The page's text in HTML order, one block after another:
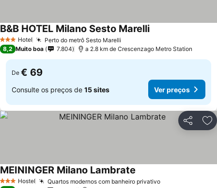
3 EstrelasHotel Perto do metrô Sesto Marelli
B&B HOTEL Milano Sesto Marelli
8,2 Muito boa 7.804 a 2.8 km de Crescenzago Metro Station
De € 69
Consulte os preços de 15 sites Ver preços
Partilhar
3 EstrelasHostel Quartos modernos com banheiro privativo
MEININGER Milano Lambrate